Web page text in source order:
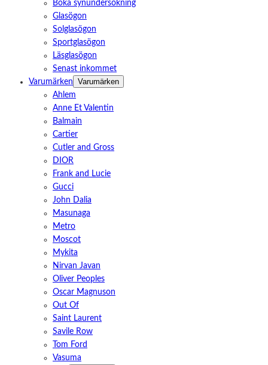
Boka synundersökning
Glasögon
Solglasögon
Sportglasögon
Läsglasögon
Senast inkommet
Varumärken
Varumärken
Ahlem
Anne Et Valentin
Balmain
Cartier
Cutler and Gross
DIOR
Frank and Lucie
Gucci
John Dalia
Masunaga
Metro
Moscot
Mykita
Nirvan Javan
Oliver Peoples
Oscar Magnuson
Out Of
Saint Laurent
Savile Row
Tom Ford
Vasuma